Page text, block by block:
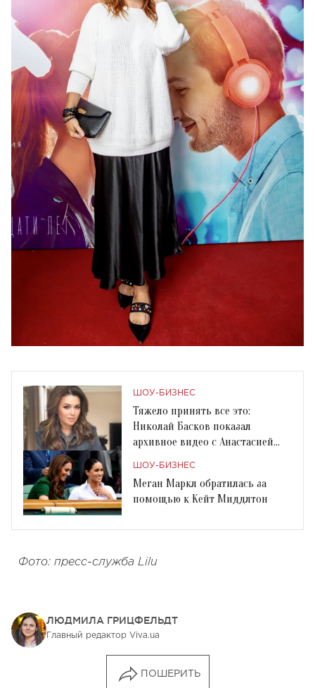
ШОУ-БИЗНЕС
Тяжело принять все это:
Николай Басков показал
архивное видео с Анастасией
ШОУ-БИЗНЕС
Меган Маркл обратилась за
помощью к Кейт Миддлтон
Фото: пресс-служба Lilu
ЛЮДМИЛА ГРИЦФЕЛЬДТ
Главный редактор Viva.ua
ПОШЕРИТЬ